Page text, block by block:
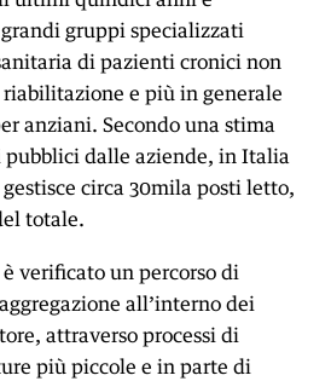
gruppi specializzati
di pazienti cronici non
e più in generale
anziani. Secondo una stima
pubblici dalle aziende, in Italia
circa 30mila posti letto,
totale.
verificato un percorso di
all’interno dei
attraverso processi di
più piccole e in parte di